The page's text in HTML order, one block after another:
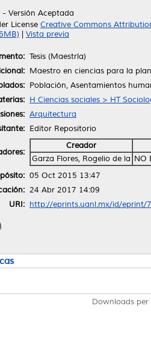
- Versión Aceptada
License Creative Commons
Vista previa
Tesis (Maestría)
Maestro en ciencias para la
Población, Asentamientos
H Ciencias sociales > HT
Arquitectura
Editor Repositorio
Creador
Garza Flores, Rogelio de la NO
05 Oct 2015 13:47
24 Abr 2017 14:09
URI: http://eprints.uanl.mx/id/eprint/
Downloads